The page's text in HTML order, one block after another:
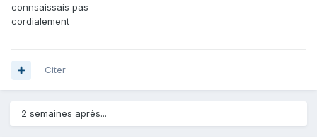
connsaissais pas
cordialement
Citer
2 semaines après...